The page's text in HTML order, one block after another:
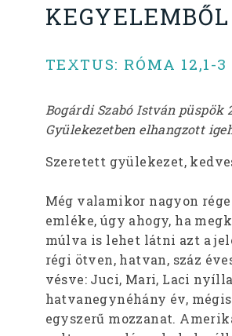
TEXTUS: RÓMA 12,1-3
Bogárdi Szabó István püspök
Gyülekezetben elhangzott
Szeretett gyülekezet,
Még valamikor nagyon
emléke, úgy ahogy, ha
múlva is lehet látni azt a
régi ötven, hatvan, száz
vésve: Juci, Mari, Laci
hatvanegynéhány év,
egyszerű mozzanat.